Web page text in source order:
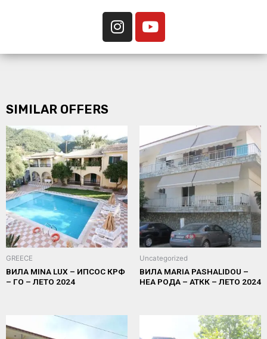
SIMILAR OFFERS
GREECE
ВИЛА MINA LUX – ИПСОС КРФ
– ГО – ЛЕТО 2024
Uncategorized
ВИЛА MARIA PASHALIDOU –
НЕА РОДА – АТКК – ЛЕТО 2024